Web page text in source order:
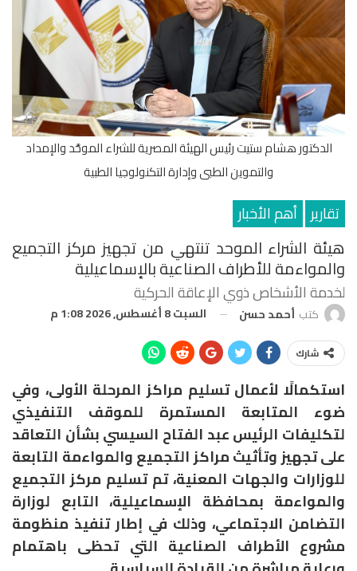
الدكتور هشام ستيت رئيس الهيئة المصرية للشراء الموحَّد والإمداد
والتموين الطبى وإدارة التكنولوجيا الطبية
تقارير أهم الأخبار
هيئة الشراء الموحد تنتهي من تجهيز مركز التجميع
والمواءمة للأطراف الصناعية بالإسماعيلية
لخدمة الأشخاص ذوي الإعاقة الحركية
كتب أحمد حسن السبت 8 أغسطس, 2026 1:08 م
شارك
استكمالًا لأعمال تسليم مراكز المرحلة الأولى، وفي
ضوء المتابعة المستمرة للموقف التنفيذي
لتكليفات الرئيس عبد الفتاح السيسي بشأن التعاقد
على تجهيز وتأثيث مراكز التجميع والمواءمة التابعة
للوزارات والجهات المعنية، تم تسليم مركز التجميع
والمواءمة بمحافظة الإسماعيلية، التابع لوزارة
التضامن الاجتماعي، وذلك في إطار تنفيذ منظومة
مشروع الأطراف الصناعية التي تحظى باهتمام